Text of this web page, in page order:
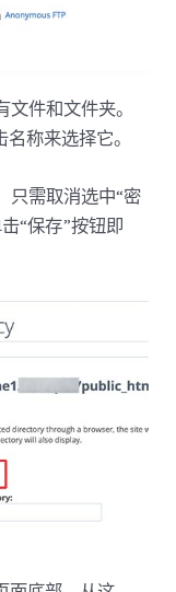
件和文件夹。
称来选择它。
只需取消选中“密
“保存”按钮即